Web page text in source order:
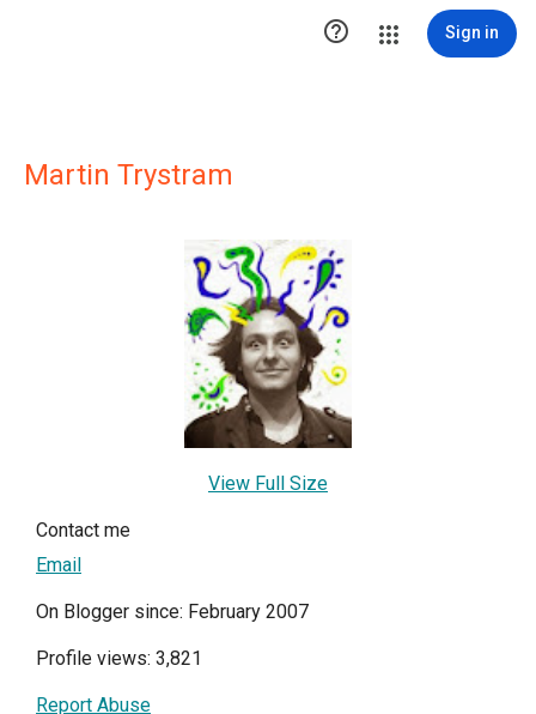
 Sign in
Martin Trystram
View Full Size
Contact me
Email
On Blogger since: February 2007
Profile views: 3,821
Report Abuse